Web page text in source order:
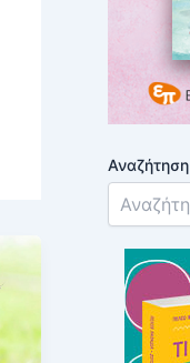
Αναζήτηση